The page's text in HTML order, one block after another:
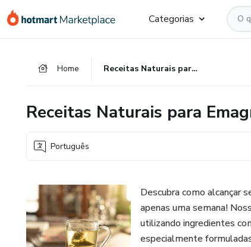
para
para
para
Categorias
Home Receitas Naturais para Emagrecimento em 7 Dias
Receitas Naturais para
Português
Descubra como alcançar
apenas uma semana!
utilizando ingredientes
especialmente